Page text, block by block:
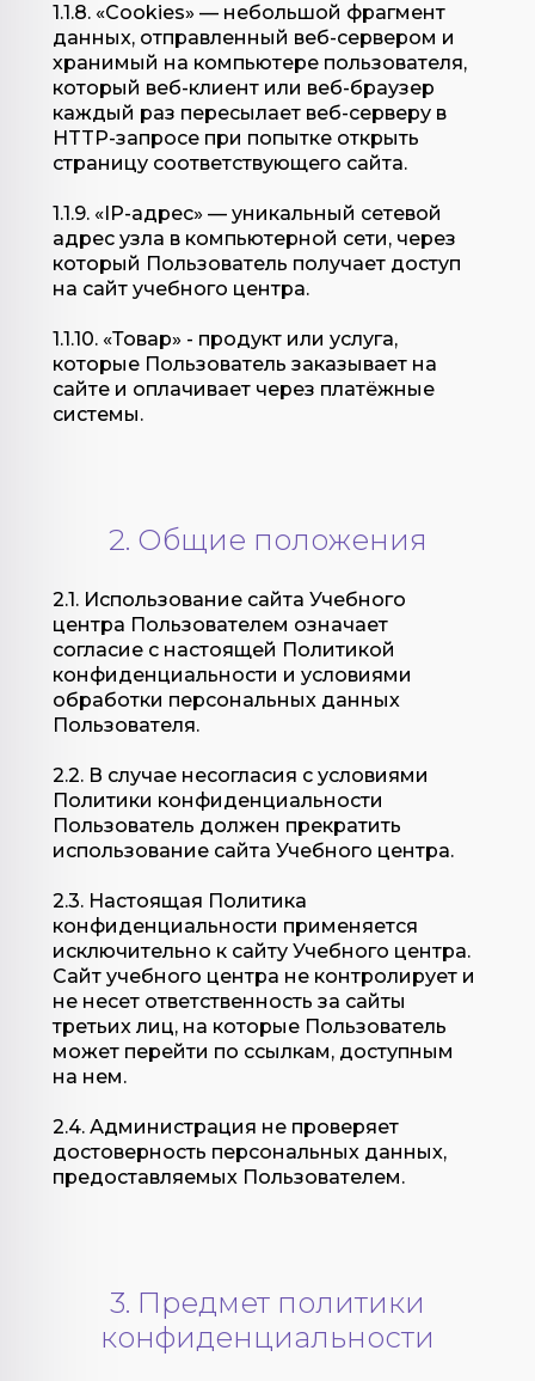
1.1.8. «Cookies» — небольшой фрагмент
данных, отправленный веб-сервером и
хранимый на компьютере пользователя,
который веб-клиент или веб-браузер
каждый раз пересылает веб-серверу в
HTTP-запросе при попытке открыть
страницу соответствующего сайта.
1.1.9. «IP-адрес» — уникальный сетевой
адрес узла в компьютерной сети, через
который Пользователь получает доступ
на сайт учебного центра.
1.1.10. «Товар» - продукт или услуга,
которые Пользователь заказывает на
сайте и оплачивает через платёжные
системы.
2. Общие положения
2.1. Использование сайта Учебного
центра Пользователем означает
согласие с настоящей Политикой
конфиденциальности и условиями
обработки персональных данных
Пользователя.
2.2. В случае несогласия с условиями
Политики конфиденциальности
Пользователь должен прекратить
использование сайта Учебного центра.
2.3. Настоящая Политика
конфиденциальности применяется
исключительно к сайту Учебного центра.
Сайт учебного центра не контролирует и
не несет ответственность за сайты
третьих лиц, на которые Пользователь
может перейти по ссылкам, доступным
на нем.
2.4. Администрация не проверяет
достоверность персональных данных,
предоставляемых Пользователем.
3. Предмет политики
конфиденциальности